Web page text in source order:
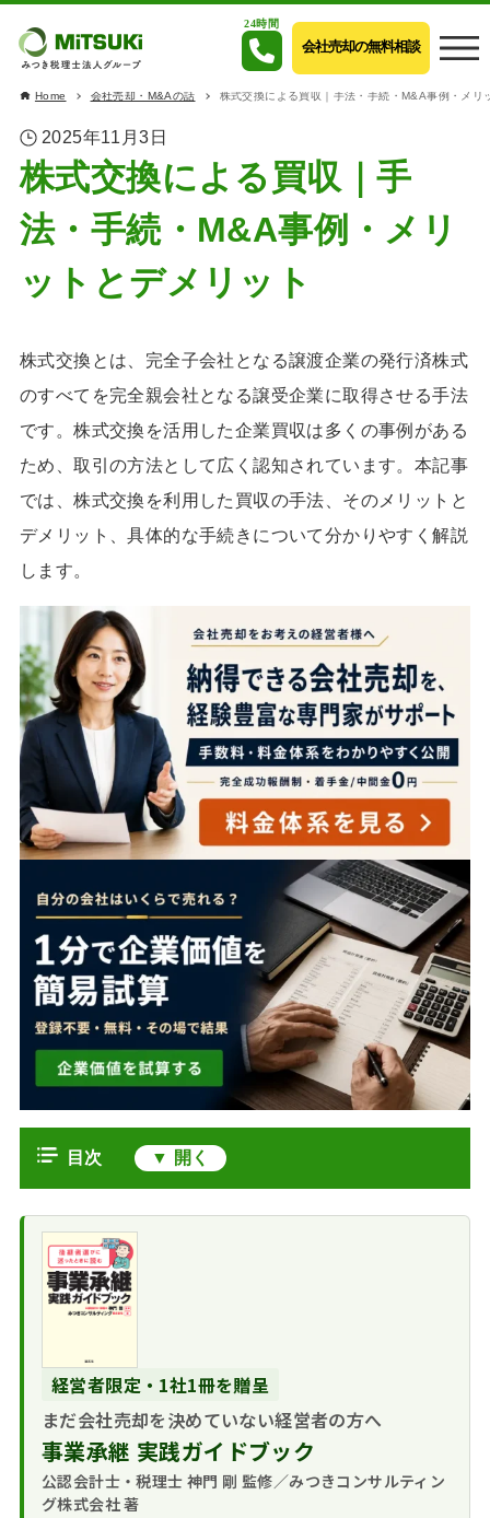
24時間
会社売却の無料相談
Home 会社売却・M&Aの話 株式交換による買収｜手法・手続・M&A事例・メリ
2025年11月3日
株式交換による買収｜手
法・手続・M&A事例・メリ
ットとデメリット
株式交換とは、完全子会社となる譲渡企業の発行済株式
のすべてを完全親会社となる譲受企業に取得させる手法
です。株式交換を活用した企業買収は多くの事例がある
ため、取引の方法として広く認知されています。本記事
では、株式交換を利用した買収の手法、そのメリットと
デメリット、具体的な手続きについて分かりやすく解説
します。
目次
株式交換のメリット・デメリット｜
買い手
収のデメリット
株式交換による買収手続の流れ
2 事前開示書類の作
成・備置
3 株主総会での承認
決議
した株式交換の事例
社寺院の授与品の伝統
技術を獲得
株式交換比率の算定
株式交換による買収のまとめ
経営者限定・1社1冊を贈呈
まだ会社売却を決めていない経営者の方へ
事業承継 実践ガイドブック
公認会計士・税理士 神門 剛 監修／みつきコンサルティン
グ株式会社 著